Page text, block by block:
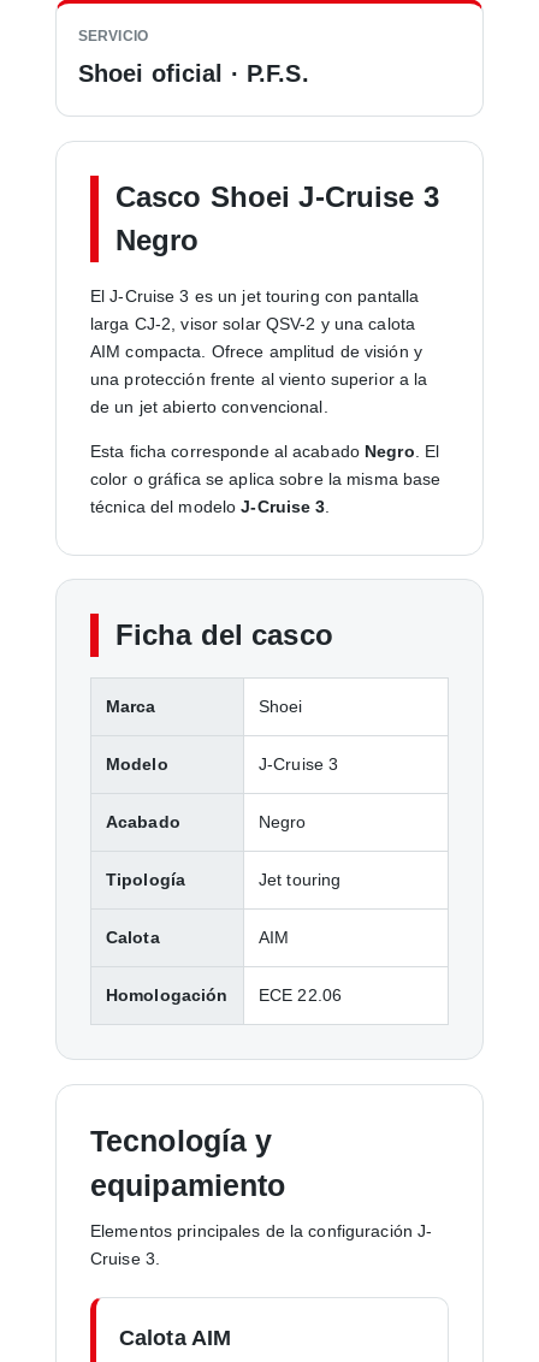
SERVICIO
Shoei oficial · P.F.S.
Casco Shoei J-Cruise 3
Negro
El J-Cruise 3 es un jet touring con pantalla
larga CJ-2, visor solar QSV-2 y una calota
AIM compacta. Ofrece amplitud de visión y
una protección frente al viento superior a la
de un jet abierto convencional.
Esta ficha corresponde al acabado Negro. El
color o gráfica se aplica sobre la misma base
técnica del modeloJ-Cruise 3.
Ficha del casco
Marca Shoei
Modelo J-Cruise 3
Acabado Negro
Tipología Jet touring
Calota AIM
Homologación ECE 22.06
Tecnología y
equipamiento
Elementos principales de la configuración J-
Cruise 3.
Calota AIM